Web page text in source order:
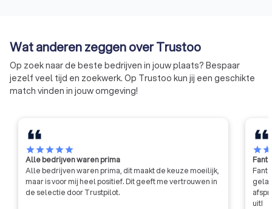
eigenaren / beheerders van
koelinstallaties en de overheid.
Ons werk kent drie pijlers:
bedrijfscertificaten
persoonscertificering
Wat anderen zeggen over Trustoo
Op zoek naar de beste bedrijven in jouw plaats? Bespaar
jezelf veel tijd en zoekwerk. Op Trustoo kun jij een geschikte
match vinden in jouw omgeving!
starstarstarstarstar
Alle bedrijven waren prima
Alle bedrijven waren prima, dit maakt de keuze moeilijk,
maar is voor mij heel positief. Dit geeft me vertrouwen in
de selectie door Trustpilot.
starstar
uit!